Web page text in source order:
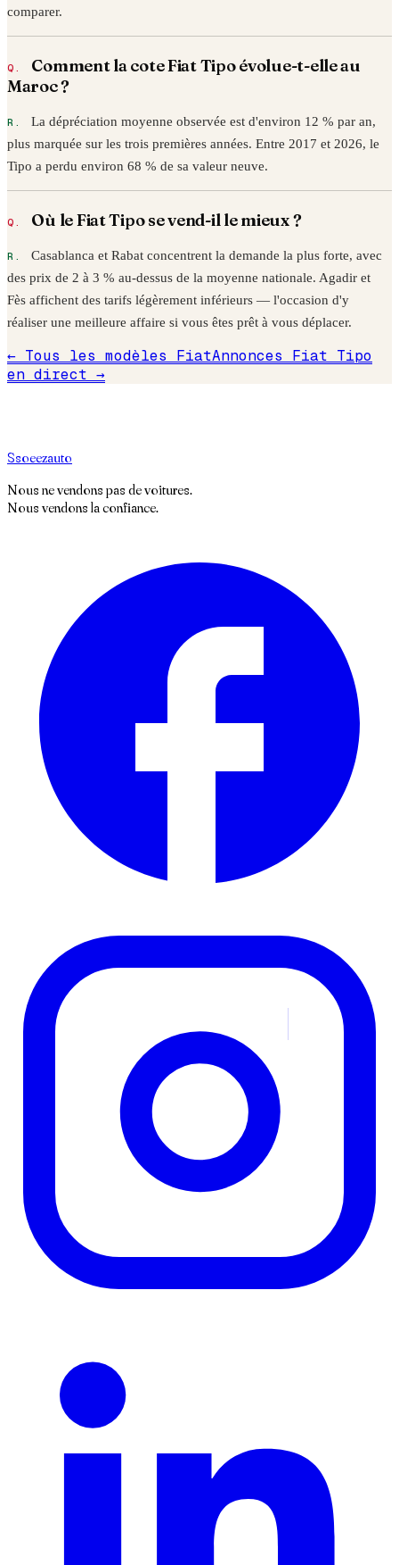
comparer.
Comment la coteFiatTipoévolue-t-elle au
Maroc ?
La dépréciation moyenne observée est d'environ 12 % par an,
plus marquée sur les trois premières années. Entre 2017 et 2026, le
Tipo a perdu environ 68 % de sa valeur neuve.
Où leFiatTipose vend-il le mieux ?
Casablanca et Rabat concentrent la demande la plus forte, avec
des prix de 2 à 3 % au-dessus de la moyenne nationale. Agadir et
Fès affichent des tarifs légèrement inférieurs — l'occasion d'y
réaliser une meilleure affaire si vous êtes prêt à vous déplacer.
← Tous les modèles FiatAnnonces Fiat Tipo
en direct →
Ssoeezauto
Nous ne vendons pas de voitures.
Nous vendons la confiance.